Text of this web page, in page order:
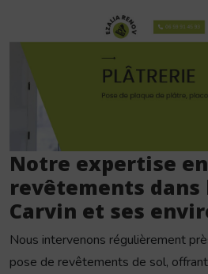
Notre expertise
revêtements dans
Carvin et ses
Nous intervenons régulièrement
pose de revêtements de sol,